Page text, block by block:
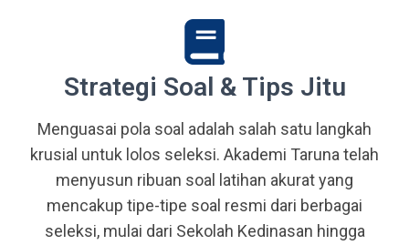
mewujudkan impian menjadi Taruna,
Abdi Negara, serta prajurit terbaik
bangsa.
Strategi Soal & Tips Jitu
Menguasai pola soal adalah salah satu langkah
krusial untuk lolos seleksi. Akademi Taruna telah
menyusun ribuan soal latihan akurat yang
mencakup tipe-tipe soal resmi dari berbagai
seleksi, mulai dari Sekolah Kedinasan hingga